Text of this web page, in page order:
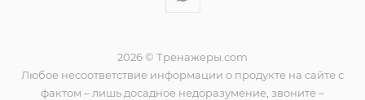
2026 © Тренажеры.com
Любое несоответствие информации о продукте на сайте с
фактом – лишь досадное недоразумение, звоните –